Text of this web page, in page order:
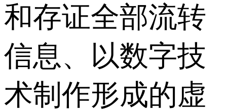
和存证全部流转
信息、以数字技
术制作形成的虚